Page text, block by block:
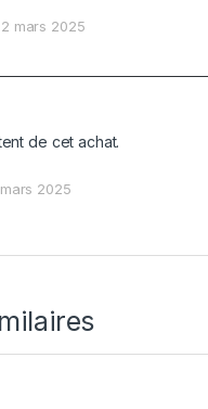
2 mars 2025
de cet achat.
2025